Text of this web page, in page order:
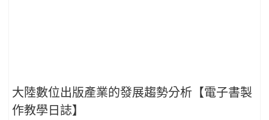
大陸數位出版產業的發展趨勢分析【電子書製
作教學日誌】